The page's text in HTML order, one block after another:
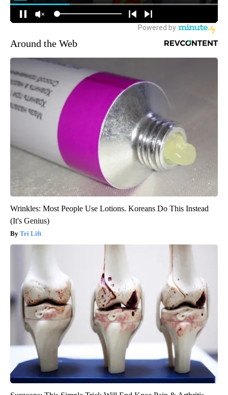
Around the Web
Wrinkles: Most People Use Lotions. Koreans Do This Instead
(It's Genius)
Tri Lift